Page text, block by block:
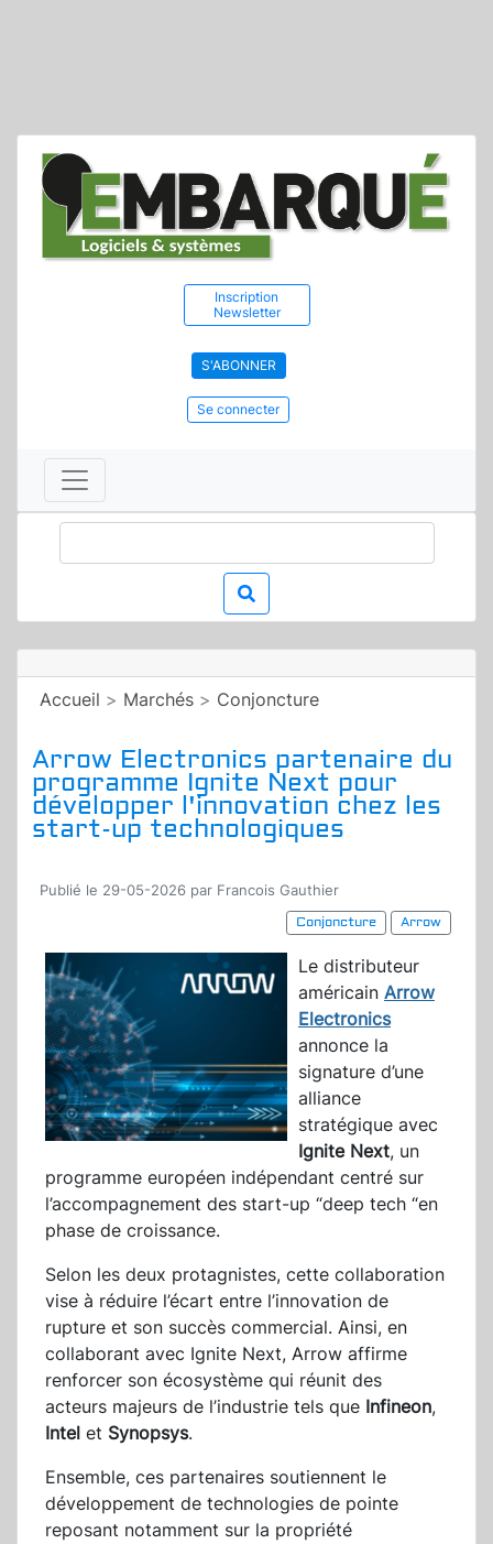
Inscription
Newsletter
S'ABONNER
Se connecter
Accueil > Marchés > Conjoncture
Arrow Electronics partenaire du
programme Ignite Next pour
développer l'innovation chez les
start-up technologiques
Publié le 29-05-2026 par Francois Gauthier
Conjoncture
Arrow
Le distributeur
américain Arrow
Electronics
annonce la
signature d’une
alliance
stratégique avec
Ignite Next, un
programme européen indépendant centré sur
l’accompagnement des start-up “deep tech “en
phase de croissance.
Selon les deux protagnistes, cette collaboration
vise à réduire l’écart entre l’innovation de
rupture et son succès commercial. Ainsi, en
collaborant avec Ignite Next, Arrow affirme
renforcer son écosystème qui réunit des
acteurs majeurs de l’industrie tels que Infineon,
Intel et Synopsys.
Ensemble, ces partenaires soutiennent le
développement de technologies de pointe
reposant notamment sur la propriété